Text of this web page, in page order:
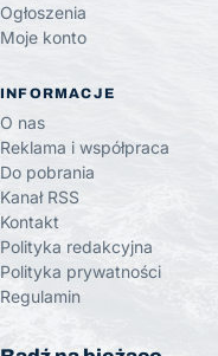
Ogłoszenia
Moje konto
INFORMACJE
O nas
Reklama i współpraca
Do pobrania
Kanał RSS
Kontakt
Polityka redakcyjna
Polityka prywatności
Regulamin